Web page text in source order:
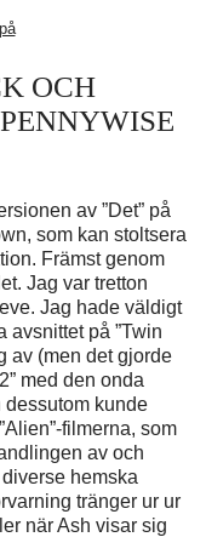
OCH
av ”Det” på
som kan stoltsera
Främst genom
Jag var tretton
Jag hade väldigt
avsnittet på ”Twin
av (men det gjorde
med den onda
dessutom kunde
filmerna, som
av och
hemska
tränger ur ur
när Ash visar sig